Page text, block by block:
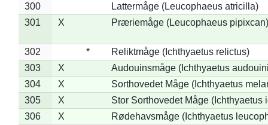
300
Lattermåge (Leucophaeus atricilla)
301
X Præriemåge (Leucophaeus pipixcan)
302 *
Reliktmåge (Ichthyaetus relictus)
303
X
Audouinsmåge (Ichthyaetus
304
X
Sorthovedet Måge (Ichthyaetus
305
X
Stor Sorthovedet Måge (Ichthyaetus
306
X
Rødehavsmåge (Ichthyaetus